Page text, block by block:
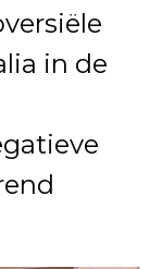
in de